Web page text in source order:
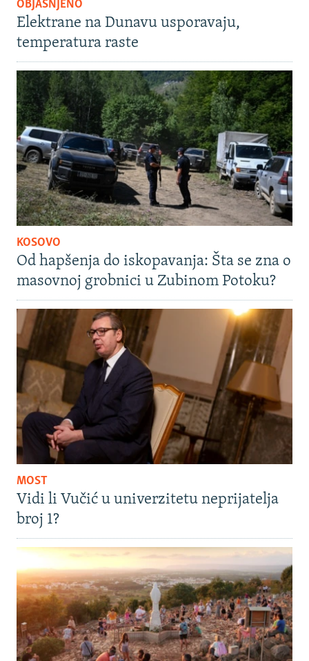
OBJAŠNJENO
Elektrane na Dunavu usporavaju,
temperatura raste
KOSOVO
Od hapšenja do iskopavanja: Šta se zna o
masovnoj grobnici u Zubinom Potoku?
MOST
Vidi li Vučić u univerzitetu neprijatelja
broj 1?